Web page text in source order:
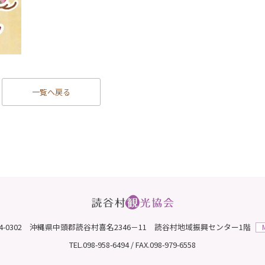
一覧へ戻る
0302 沖縄県中頭郡読谷村喜名2346－11 読谷村地域振興センター1階
TEL.098-958-6494 / FAX.098-979-6558